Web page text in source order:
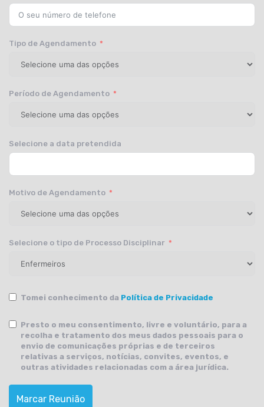
Tipo de Agendamento
Período de Agendamento
Selecione a data pretendida
Motivo de Agendamento
Selecione o tipo de Processo Disciplinar
Tomei conhecimento da Política de Privacidade
Presto o meu consentimento, livre e voluntário, para a
recolha e tratamento dos meus dados pessoais para o
envio de comunicações próprias e de terceiros
relativas a serviços, notícias, convites, eventos, e
outras atividades relacionadas com a área jurídica.
Marcar Reunião